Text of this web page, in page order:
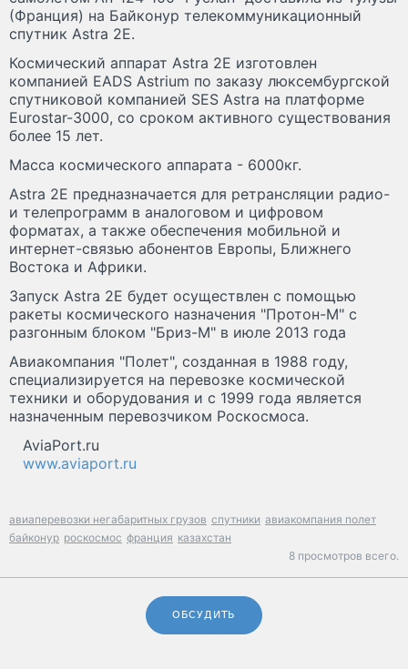
(Франция) на Байконур телекоммуникационный
спутник Astra 2E.
Космический аппарат Astra 2E изготовлен
компанией EADS Astrium по заказу люксембургской
спутниковой компанией SES Astra на платформе
Eurostar-3000, со сроком активного существования
более 15 лет.
Масса космического аппарата - 6000кг.
Astra 2E предназначается для ретрансляции радио-
и телепрограмм в аналоговом и цифровом
форматах, а также обеспечения мобильной и
интернет-связью абонентов Европы, Ближнего
Востока и Африки.
Запуск Astra 2E будет осуществлен с помощью
ракеты космического назначения "Протон-М" с
разгонным блоком "Бриз-М" в июле 2013 года
Авиакомпания "Полет", созданная в 1988 году,
специализируется на перевозке космической
техники и оборудования и с 1999 года является
назначенным перевозчиком Роскосмоса.
AviaPort.ru
www.aviaport.ru
авиаперевозки негабаритных грузов спутники авиакомпания полет
байконур роскосмос франция казахстан
8 просмотров всего.
ОБСУДИТЬ